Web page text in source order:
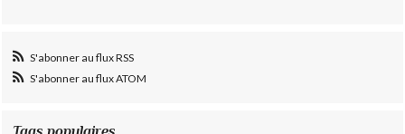
S'abonner au flux RSS
S'abonner au flux ATOM